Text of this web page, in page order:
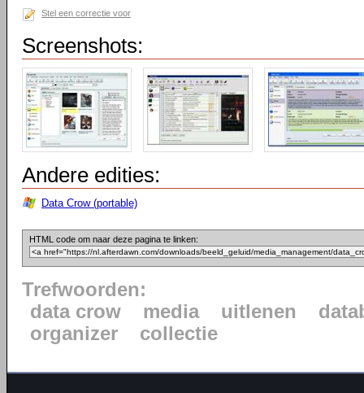
Stel een correctie voor
Screenshots:
Andere edities:
Data Crow (portable)
HTML code om naar deze pagina te linken:
Trefwoorden:
data crow
media uitlenen
organizer
collectie